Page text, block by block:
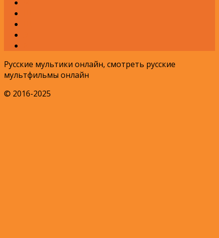
Русские мультики онлайн, смотреть русские
мультфильмы онлайн
© 2016-2025